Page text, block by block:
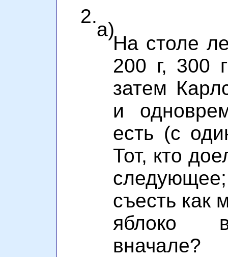
2.
а)
На столе
200 г, 300
затем
и
есть (с
Тот, кто
съесть как
яблоко
вначале?